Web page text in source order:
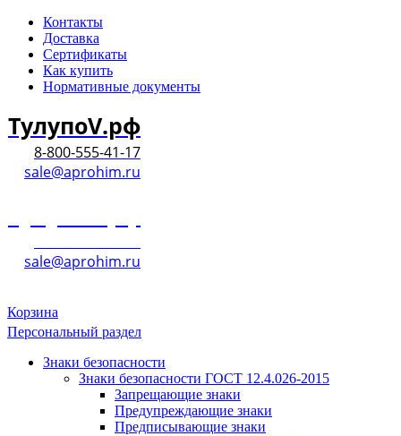
Контакты
Доставка
Сертификаты
Как купить
Нормативные документы
ТулупоV.рф
8-800-555-41-17
sale@aprohim.ru
sale@aprohim.ru
Корзина
Персональный раздел
Знаки безопасности
Знаки безопасности ГОСТ 12.4.026-2015
Запрещающие знаки
Предупреждающие знаки
Предписывающие знаки